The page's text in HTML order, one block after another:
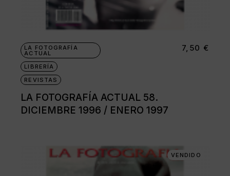
LA FOTOGRAFÍA
ACTUAL
LIBRERÍA
REVISTAS
LA FOTOGRAFÍA ACTUAL 58.
DICIEMBRE 1996 / ENERO 1997
7,50 €
VENDIDO